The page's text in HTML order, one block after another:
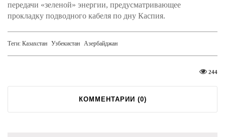
передачи «зеленой» энергии, предусматривающее
прокладку подводного кабеля по дну Каспия.
Теги: Казахстан Узбекистан Азербайджан
244
КОММЕНТАРИИ (0)